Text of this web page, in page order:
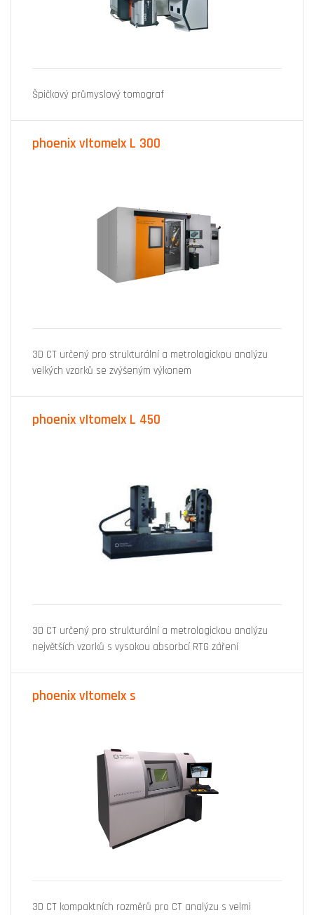
Špičkový průmyslový tomograf
phoenix v|tome|x L 300
3D CT určený pro strukturální a metrologickou analýzu
velkých vzorků se zvýšeným výkonem
phoenix v|tome|x L 450
3D CT určený pro strukturální a metrologickou analýzu
největších vzorků s vysokou absorbcí RTG záření
phoenix v|tome|x s
3D CT kompaktních rozměrů pro CT analýzu s velmi